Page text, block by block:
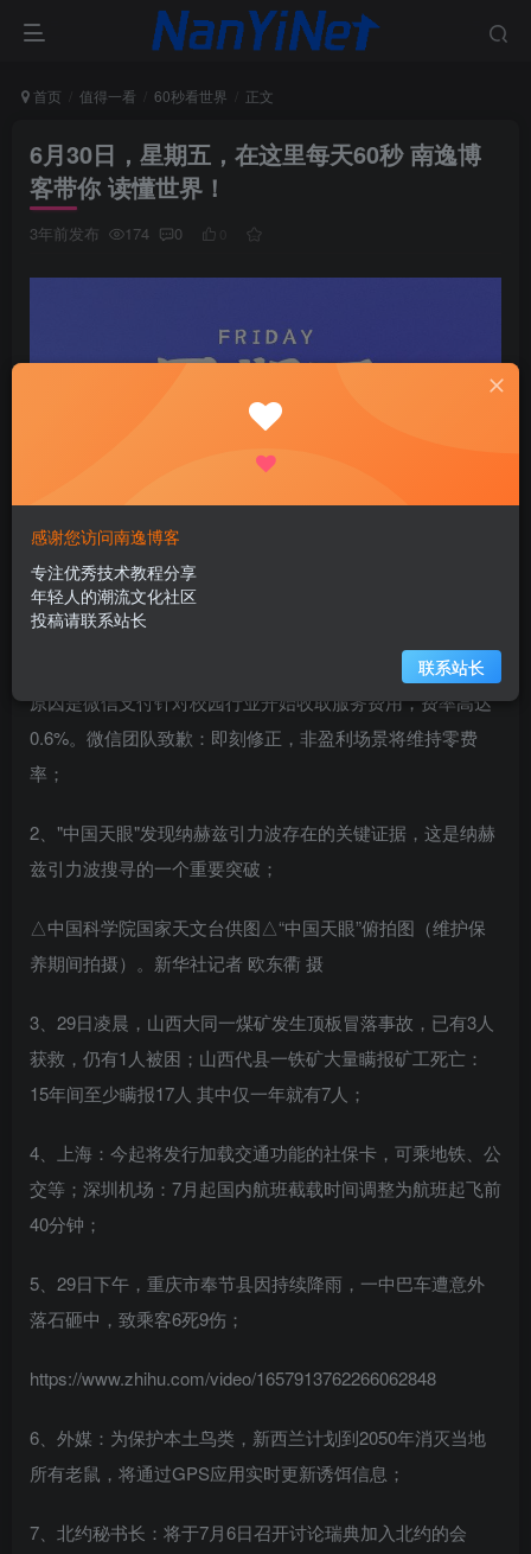
首页 值得一看 60秒看世界 正文
6月30日，星期五，在这里每天60秒 南逸博
客带你 读懂世界！
3年前发布 174 0
6月30日，农历五月十三，星期五！
在这里，每天60秒读懂世界！
1、全国多家高校发公告称：7月1日起暂停使用微信支付，
原因是微信支付针对校园行业开始收取服务费用，费率高达
0.6%。微信团队致歉：即刻修正，非盈利场景将维持零费
率；
2、"中国天眼"发现纳赫兹引力波存在的关键证据，这是纳赫
兹引力波搜寻的一个重要突破；
△中国科学院国家天文台供图△“中国天眼”俯拍图（维护保
养期间拍摄）。新华社记者 欧东衢 摄
3、29日凌晨，山西大同一煤矿发生顶板冒落事故，已有3人
获救，仍有1人被困；山西代县一铁矿大量瞒报矿工死亡：
15年间至少瞒报17人 其中仅一年就有7人；
4、上海：今起将发行加载交通功能的社保卡，可乘地铁、公
交等；深圳机场：7月起国内航班截载时间调整为航班起飞前
40分钟；
5、29日下午，重庆市奉节县因持续降雨，一中巴车遭意外
落石砸中，致乘客6死9伤；
https://www.zhihu.com/video/1657913762266062848
6、外媒：为保护本土鸟类，新西兰计划到2050年消灭当地
所有老鼠，将通过GPS应用实时更新诱饵信息；
7、北约秘书长：将于7月6日召开讨论瑞典加入北约的会
感谢您访问南逸博客
专注优秀技术教程分享
年轻人的潮流文化社区
投稿请联系站长
联系站长